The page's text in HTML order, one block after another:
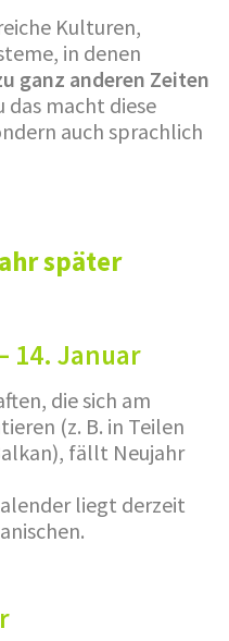
Kulturen,
in denen
ganz anderen Zeiten
das macht diese
auch sprachlich
später
14. Januar
die sich am
(z. B. in Teilen
fällt Neujahr
liegt derzeit